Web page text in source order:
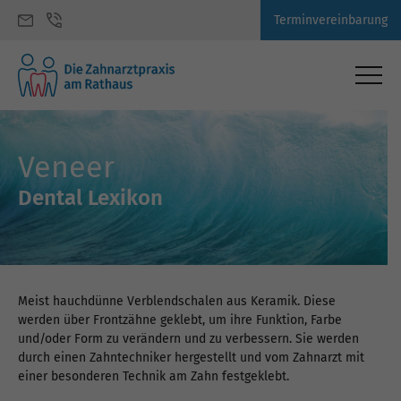
Terminvereinbarung
Veneer
Dental Lexikon
Meist hauchdünne Verblendschalen aus Keramik. Diese
werden über Frontzähne geklebt, um ihre Funktion, Farbe
und/oder Form zu verändern und zu verbessern. Sie werden
durch einen Zahntechniker hergestellt und vom Zahnarzt mit
einer besonderen Technik am Zahn festgeklebt.